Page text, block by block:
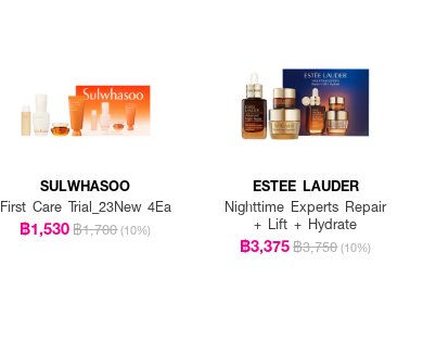
SULWHASOO
First Care Trial_23New 4Ea
฿1,530฿1,700 (10%)
ESTEE LAUDER
Nighttime Experts Repair
+ Lift + Hydrate
฿3,375฿3,750 (10%)